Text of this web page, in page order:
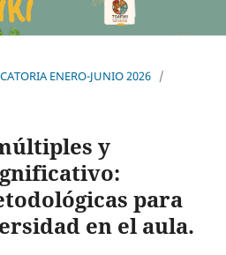
ENERO-JUNIO 2026 /
y
para
en el aula.